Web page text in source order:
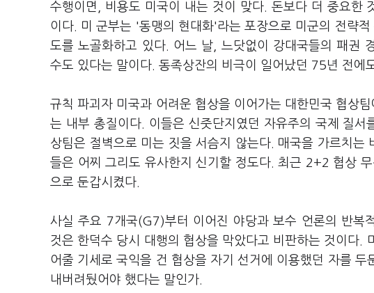
수행이면, 비용도 미국이 내는 것이 맞다. 돈보다 더 중요한
이다. 미 군부는 '동맹의 현대화'라는 포장으로 미군의 전략
도를 노골화하고 있다. 어느 날, 느닷없이 강대국들의 패권
수도 있다는 말이다. 동족상잔의 비극이 일어났던 75년 전에
규칙 파괴자 미국과 어려운 협상을 이어가는 대한민국 협상
는 내부 총질이다. 이들은 신줏단지였던 자유주의 국제 질
상팀은 절벽으로 미는 짓을 서슴지 않는다. 매국을 가르치
들은 어찌 그리도 유사한지 신기할 정도다. 최근 2+2 협상
으로 둔갑시켰다.
사실 주요 7개국(G7)부터 이어진 야당과 보수 언론의 반복
것은 한덕수 당시 대행의 협상을 막았다고 비판하는 것이다.
어줄 기세로 국익을 건 협상을 자기 선거에 이용했던 자를
내버려뒀어야 했다는 말인가.